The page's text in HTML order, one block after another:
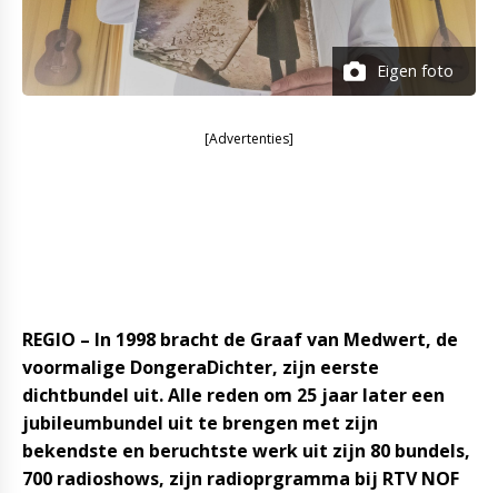
Eigen foto
[Advertenties]
REGIO – In 1998 bracht de Graaf van Medwert, de
voormalige DongeraDichter, zijn eerste
dichtbundel uit. Alle reden om 25 jaar later een
jubileumbundel uit te brengen met zijn
bekendste en beruchtste werk uit zijn 80 bundels,
700 radioshows, zijn radioprgramma bij RTV NOF